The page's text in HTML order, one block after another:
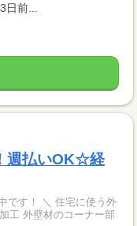
前...
週払いOK☆経
宅に使う外